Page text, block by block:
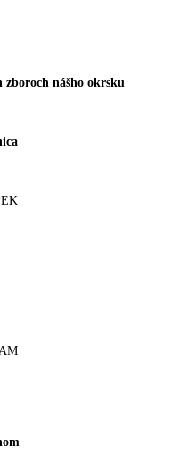
zboroch nášho okrsku